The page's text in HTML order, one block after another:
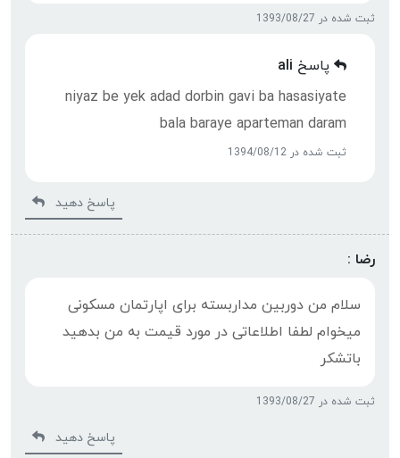
ثبت شده در 1393/08/27
پاسخ ali
niyaz be yek adad dorbin gavi ba hasasiyate
bala baraye aparteman daram
ثبت شده در 1394/08/12
پاسخ دهید
رضا :
سلام من دوربین مداربسته برای اپارتمان مسکونی
میخوام لطفا اطلاعاتی در مورد قیمت به من بدهید
باتشکر
ثبت شده در 1393/08/27
پاسخ دهید